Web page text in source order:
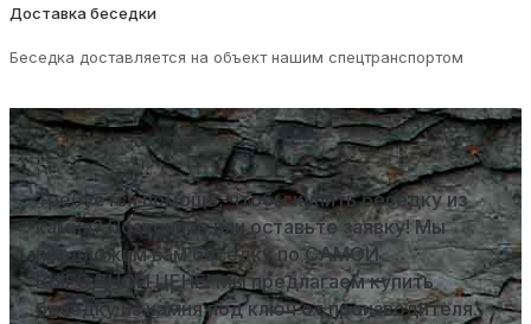
Доставка беседки
Беседка доставляется на объект нашим спецтранспортом
Требуется помощь, чтобы купить беседку из
камня? Позвоните или оставьте заявку! Мы
предложим вам беседку по САМОЙ
ВЫГОДНОЙ ЦЕНЕ! Мы предлагаем купить
беседку из камня под ключ от производителя.